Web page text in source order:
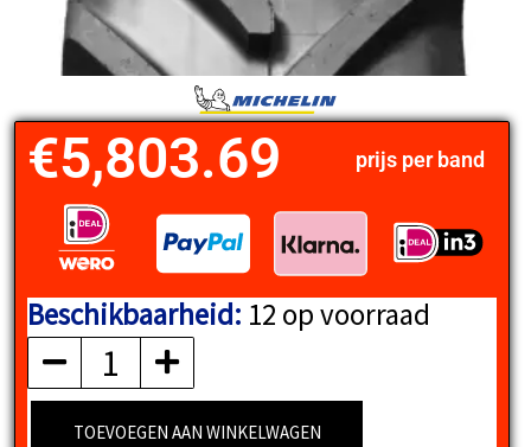
prijs per band
€5,803.69
Beschikbaarheid: 12 op voorraad
MICHELIN
aantal
TOEVOEGEN AAN WINKELWAGEN